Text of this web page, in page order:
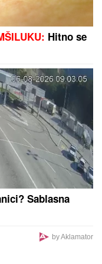
uz telo
(Foto)